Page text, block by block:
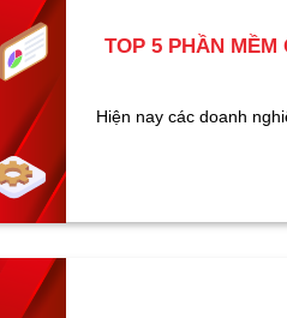
TOP 5 PHẦN MỀM
Hiện nay các doanh